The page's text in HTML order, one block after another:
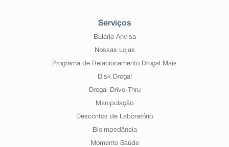
Serviços
Bulário Anvisa
Nossas Lojas
Programa de Relacionamento Drogal Mais
Disk Drogal
Drogal Drive-Thru
Manipulação
Descontos de Laboratório
Bioimpedância
Momento Saúde